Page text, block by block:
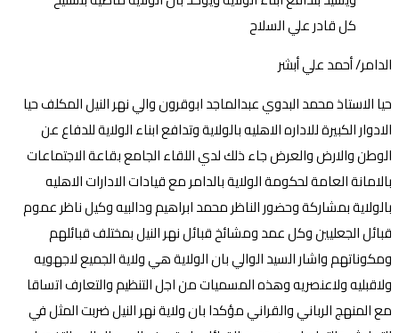
الدامر/ أحمد علي أبشر
حيا الاستاذ محمد البدوي عبدالماجد ابوقرون والي نهر النيل المكلف حيا
الادوار الكبيرة للاداره الاهليه بالولاية وتدافع ابناء الولاية للدفاع عن
الوطن والارض والعرض جاء ذلك لدي اللقاء الجامع بقاعة الاجتماعات
بالامانة العامة لحكومة الولاية بالدامر مع قيادات الادارات الاهليه
بالولاية بمشاركة وحضور الناظر محمد ابراهيم ودالبيه وكيل ناظر عموم
قبائل الجعليين وكل عمد ومشائخ قبائل نهر النيل بمختلف قبائلهم
ومكوناتهم واشار السيد الوالي بان الولاية هي ولاية الجميع لاجهويه
ولاقبليه ولاعنصريه وهذه المسميات من اجل التنظيم والتعارف اتساقا
مع المنهج الرباني والقراني مؤكدا بان ولاية نهر النيل ضربت المثل في